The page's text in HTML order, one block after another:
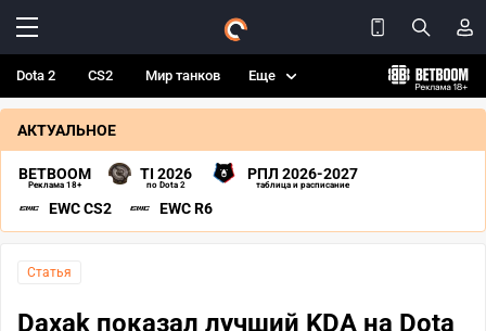
Dota 2 CS2 Мир танков Еще
АКТУАЛЬНОЕ
BETBOOM
Реклама 18+
TI 2026
по Dota 2
РПЛ 2026-2027
таблица и расписание
EWC CS2 EWC R6
Статья
Daxak показал лучший KDA на Dota